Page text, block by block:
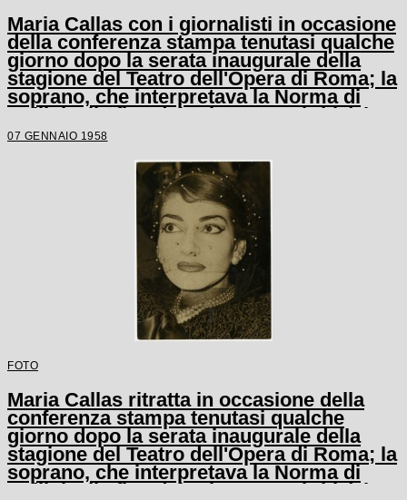
Maria Callas con i giornalisti in occasione
della conferenza stampa tenutasi qualche
giorno dopo la serata inaugurale della
stagione del Teatro dell'Opera di Roma; la
soprano, che interpretava la Norma di
Bellini, alla fine del primo atto si ritirò in
camerino a causa di una brutta raucedine
07 GENNAIO 1958
FOTO
Maria Callas ritratta in occasione della
conferenza stampa tenutasi qualche
giorno dopo la serata inaugurale della
stagione del Teatro dell'Opera di Roma; la
soprano, che interpretava la Norma di
Bellini, alla fine del primo atto si ritirò in